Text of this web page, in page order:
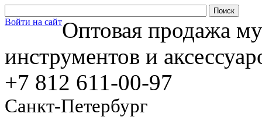
Войти на сайтОптовая продажа
инструментов и
+7 812 611-00-97
Санкт-Петербург